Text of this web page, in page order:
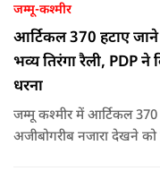
जम्मू-कश्मीर
आर्टिकल 370 हटाए
भव्य तिरंगा रैली, PDP ने
धरना
जम्मू कश्मीर में आर्टिकल 370
अजीबोगरीब नजारा देखने